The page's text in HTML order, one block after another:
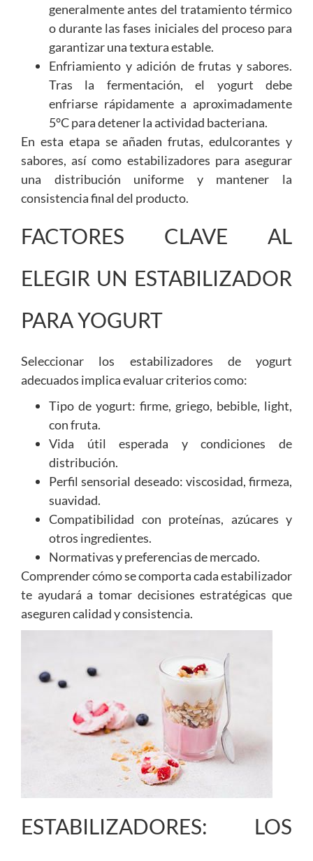
generalmente antes del tratamiento térmico
o durante las fases iniciales del proceso para
garantizar una textura estable.
Enfriamiento y adición de frutas y sabores.
Tras la fermentación, el yogurt debe
enfriarse rápidamente a aproximadamente
5°C para detener la actividad bacteriana.
En esta etapa se añaden frutas, edulcorantes y
sabores, así como estabilizadores para asegurar
una distribución uniforme y mantener la
consistencia final del producto.
FACTORES CLAVE AL
ELEGIR UN ESTABILIZADOR
PARA YOGURT
Seleccionar los estabilizadores de yogurt
adecuados implica evaluar criterios como:
Tipo de yogurt: firme, griego, bebible, light,
con fruta.
Vida útil esperada y condiciones de
distribución.
Perfil sensorial deseado: viscosidad, firmeza,
suavidad.
Compatibilidad con proteínas, azúcares y
otros ingredientes.
Normativas y preferencias de mercado.
Comprender cómo se comporta cada estabilizador
te ayudará a tomar decisiones estratégicas que
aseguren calidad y consistencia.
ESTABILIZADORES: LOS